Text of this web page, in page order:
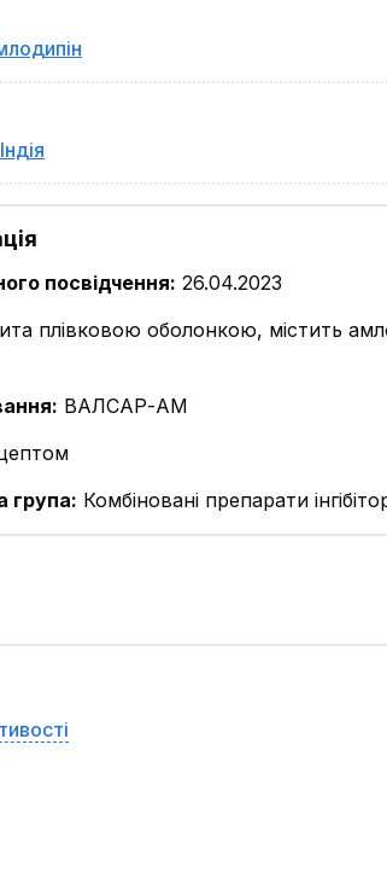
Індія
посвідчення: 26.04.2023
плівковою оболонкою, містить
: ВАЛСАР-АМ
група: Комбіновані препарати